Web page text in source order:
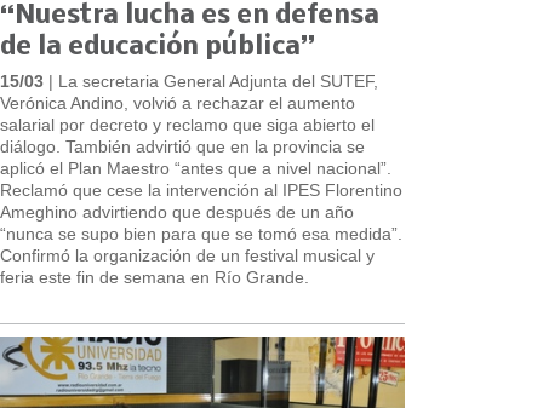
“Nuestra lucha es en defensa
de la educación pública”
15/03 | La secretaria General Adjunta del SUTEF,
Verónica Andino, volvió a rechazar el aumento
salarial por decreto y reclamo que siga abierto el
diálogo. También advirtió que en la provincia se
aplicó el Plan Maestro “antes que a nivel nacional”.
Reclamó que cese la intervención al IPES Florentino
Ameghino advirtiendo que después de un año
“nunca se supo bien para que se tomó esa medida”.
Confirmó la organización de un festival musical y
feria este fin de semana en Río Grande.